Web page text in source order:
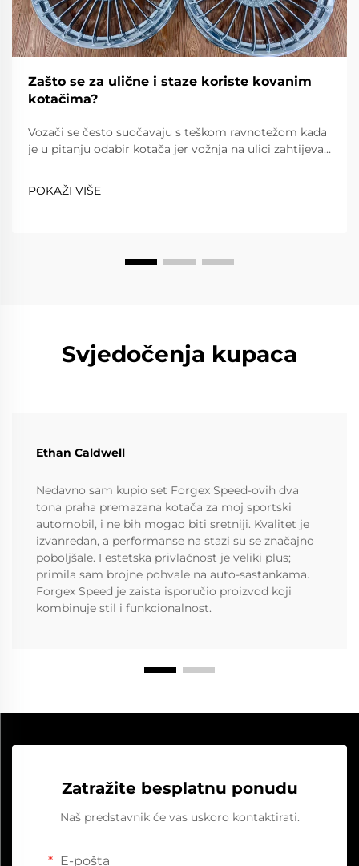
Zašto se za ulične i staze koriste kovanim
kotačima?
Vozači se često suočavaju s teškom ravnotežom kada
je u pitanju odabir kotača jer vožnja na ulici zahtijeva
propisa, dok vožnja na stazi zahtijeva iznimnu lakost,
snagu i preciznost. Kovanim kotačima...
POKAŽI VIŠE
Svjedočenja kupaca
Ethan Caldwell
Nedavno sam kupio set Forgex Speed-ovih dva
tona praha premazana kotača za moj sportski
automobil, i ne bih mogao biti sretniji. Kvalitet je
izvanredan, a performanse na stazi su se značajno
poboljšale. I estetska privlačnost je veliki plus;
primila sam brojne pohvale na auto-sastankama.
Forgex Speed je zaista isporučio proizvod koji
kombinuje stil i funkcionalnost.
Zatražite besplatnu ponudu
Naš predstavnik će vas uskoro kontaktirati.
E-pošta